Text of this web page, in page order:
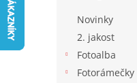
Novinky
2. jakost
Fotoalba
Fotorámečky